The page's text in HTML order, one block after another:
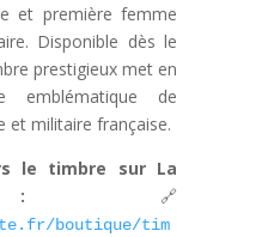
et première femme
Disponible dès le
prestigieux met en
emblématique de
et militaire française.
le timbre sur La
: 🔗
boutique/tim